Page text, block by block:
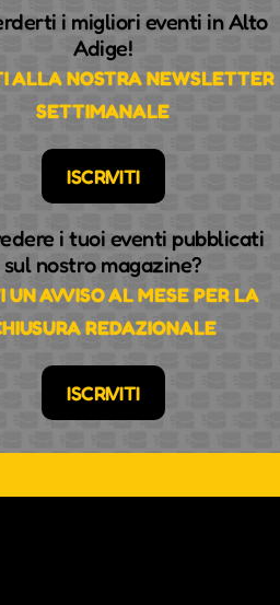
i migliori eventi in Alto
Adige!
ALLA NOSTRA NEWSLETTER
SETTIMANALE
ISCRIVITI
i tuoi eventi pubblicati
sul nostro magazine?
UN AVVISO AL MESE PER LA
REDAZIONALE
ISCRIVITI